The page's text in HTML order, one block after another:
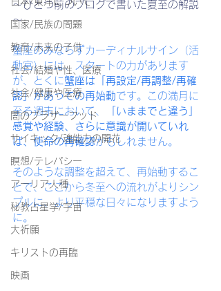
国家/民族の問題
教育/未来の子供
社会/結婚や性、医療
社会/健康や医療
闇のブラザーフッド
サイキック/魂能力の開花
瞑想/テレパシー
アーリア人種
秘教占星学/宇宙
大祈願
キリストの再臨
映画
～ひとつ前のブログで書いた夏至の解説
～
蟹座のみならずカーディナルサイン（活
動宮）には、スタートの力があります
が、とくに 蟹座は「再設定/再調整/再確
認」があっての再始動です。この満月に
至る週末において、
「いままでと違う」
感覚や経験、さらに意識が開いていれ
ば、使命の再確認かもしれません。
そのような調整を超えて、再始動するこ
とで、ここから冬至への流れがよりシン
プルに、より平穏な日々になりますよう
に。